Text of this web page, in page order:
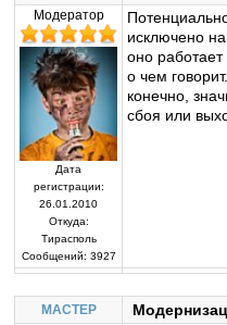
Модератор
Дата
регистрации:
26.01.2010
Откуда:
Тирасполь
Сообщений: 3927
исключено
оно
о чем
конечно,
сбоя или
MACTEP